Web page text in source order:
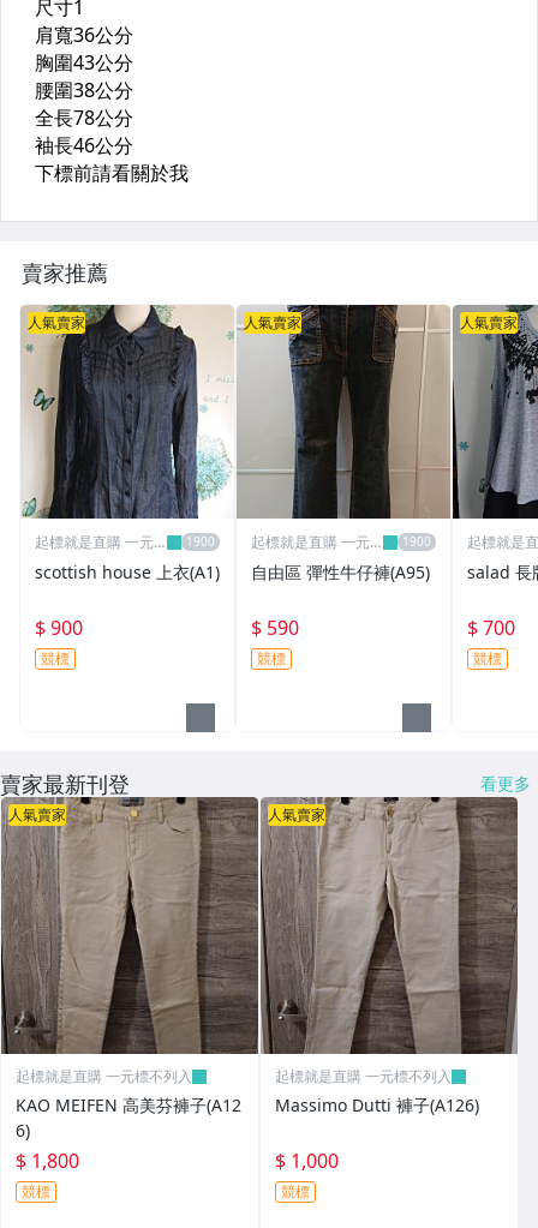
賣家推薦
人氣賣家
起標就是直購 一元
scottish house 上衣(A1)
$ 900
競標
人氣賣家
起標就是直購 一元
自由區 彈性牛仔褲(A95)
$ 590
競標
人氣賣家
起標就是
salad 長
$ 700
競標
賣家最新刊登 看更多
人氣賣家
起標就是直購 一元標不列入
KAO MEIFEN 高美芬褲子(A12
6)
$ 1,800
競標
人氣賣家
起標就是直購 一元標不列入
Massimo Dutti 褲子(A126)
$ 1,000
競標